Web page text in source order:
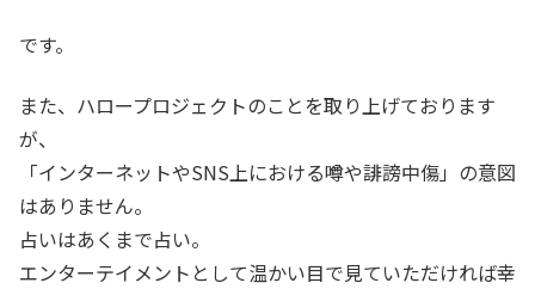
です。
また、ハロープロジェクトのことを取り上げております
が、
「インターネットやSNS上における噂や誹謗中傷」の意図
はありません。
占いはあくまで占い。
エンターテイメントとして温かい目で見ていただければ幸